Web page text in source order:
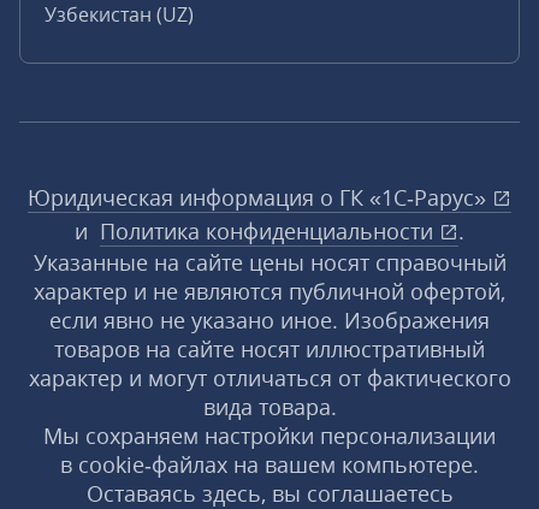
Узбекистан (UZ)
Юридическая информация о ГК «1С‑Рарус»
и Политика конфиденциальности
.
Указанные на сайте цены носят справочный
характер и не являются публичной офертой,
если явно не указано иное. Изображения
товаров на сайте носят иллюстративный
характер и могут отличаться от фактического
вида товара.
Мы сохраняем настройки персонализации
в cookie‑файлах на вашем компьютере.
Оставаясь здесь, вы соглашаетесь